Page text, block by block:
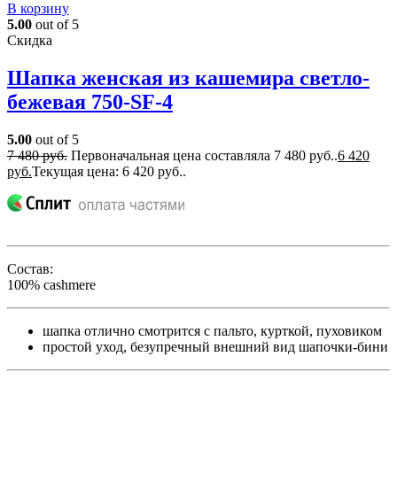
В корзину
5.00 out of 5
Скидка
Шапка женская из кашемира светло-
бежевая 750-SF-4
5.00 out of 5
7 480руб. Первоначальная цена составляла 7 480 руб..6 420
руб.Текущая цена: 6 420 руб..
Состав:
100% cashmere
шапка отлично смотрится с пальто, курткой, пуховиком
простой уход, безупречный внешний вид шапочки-бини